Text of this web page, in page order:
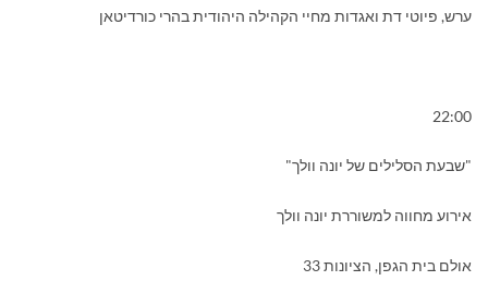
ערש, פיוטי דת ואגדות מחיי הקהילה היהודית בהרי כורדיטאן
22:00
"שבעת הסלילים של יונה וולך"
אירוע מחווה למשוררת יונה וולך
אולם בית הגפן, הציונות 33